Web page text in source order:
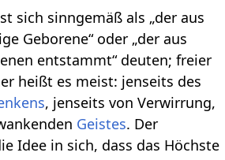
sich sinngemäß als „der aus
Geborene“ oder „der aus
entstammt“ deuten; freier
heißt es meist: jenseits des
, jenseits von Verwirrung,
Geistes. Der
Idee in sich, dass das Höchste